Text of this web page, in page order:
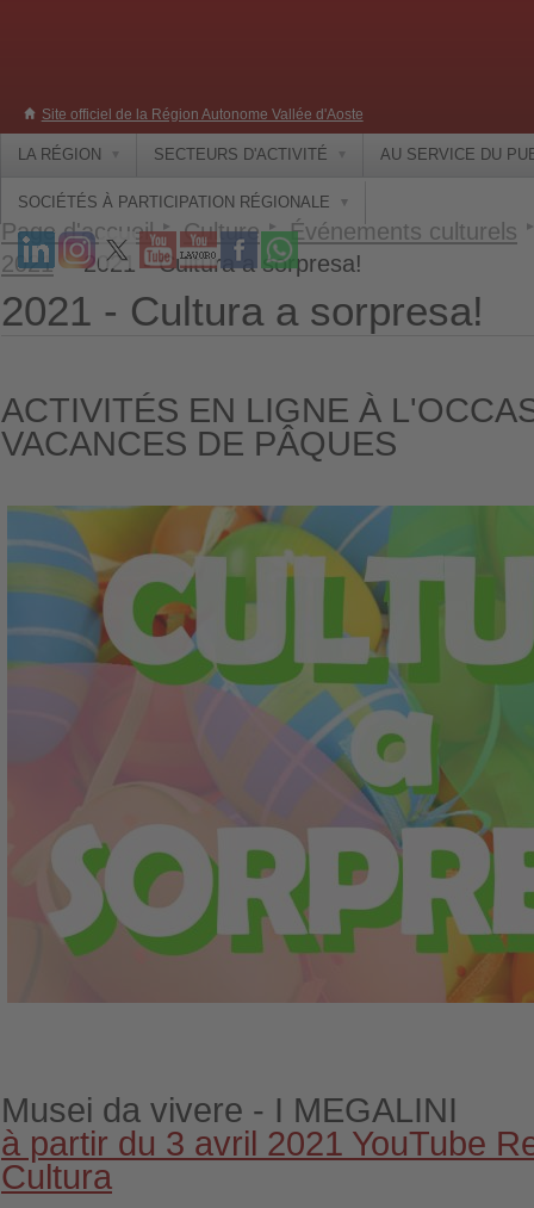
Site officiel de la Région Autonome Vallée d'Aoste
LA RÉGION SECTEURS D'ACTIVITÉ AU SERVICE DU
SOCIÉTÉS À PARTICIPATION RÉGIONALE
Page d'accueil Culture
Événements culturels
2021
2021 - Cultura a sorpresa!
2021 - Cultura a sorpresa!
ACTIVITÉS EN LIGNE À
VACANCES DE PÂQUES
Musei da vivere - I MEGALINI
à partir du 3 avril 2021 YouTube
Cultura